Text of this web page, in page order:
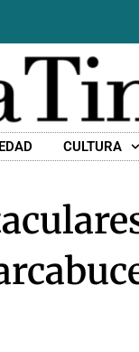
CULTURA